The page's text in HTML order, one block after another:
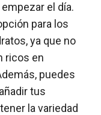
el día.
para los
ya que no
ricos en
puedes
tus
la variedad